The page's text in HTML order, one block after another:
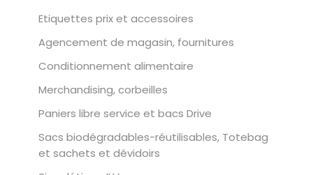
Etiquettes prix et accessoires
Agencement de magasin, fournitures
Conditionnement alimentaire
Merchandising, corbeilles
Paniers libre service et bacs Drive
Sacs biodégradables-réutilisables, Totebag
et sachets et dévidoirs